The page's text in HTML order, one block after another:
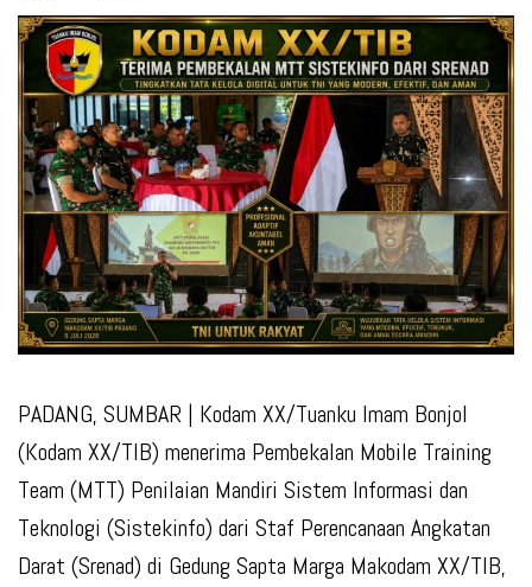
PADANG, SUMBAR | Kodam XX/Tuanku Imam Bonjol
(Kodam XX/TIB) menerima Pembekalan Mobile Training
Team (MTT) Penilaian Mandiri Sistem Informasi dan
Teknologi (Sistekinfo) dari Staf Perencanaan Angkatan
Darat (Srenad) di Gedung Sapta Marga Makodam XX/TIB,